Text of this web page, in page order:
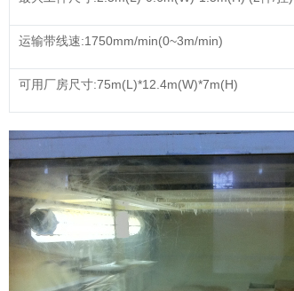
运输带线速:1750mm/min(0~3m/min)
可用厂房尺寸:75m(L)*12.4m(W)*7m(H)